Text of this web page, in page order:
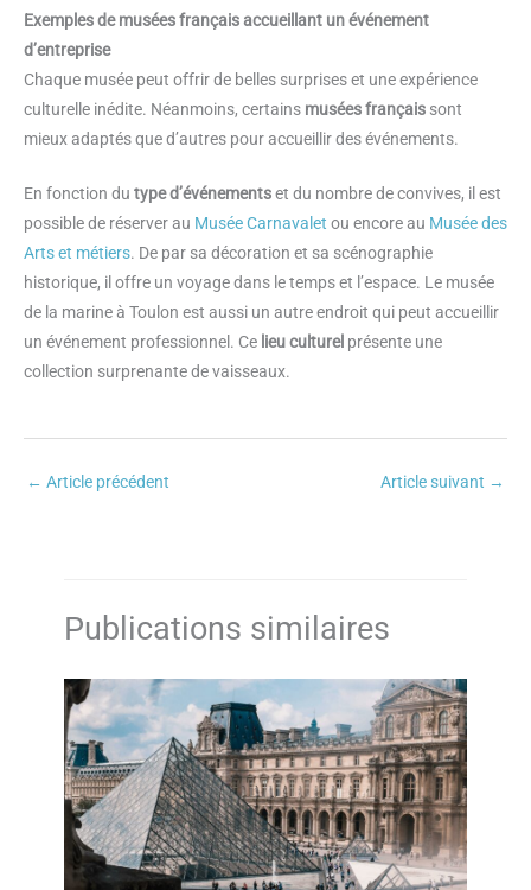
Exemples de musées français accueillant un événement
d’entreprise
Chaque musée peut offrir de belles surprises et une expérience
culturelle inédite. Néanmoins, certains musées français sont
mieux adaptés que d’autres pour accueillir des événements.
En fonction du type d’événementset du nombre de convives, il est
possible de réserver au Musée Carnavalet ou encore au Musée des
Arts et métiers. De par sa décoration et sa scénographie
historique, il offre un voyage dans le temps et l’espace. Le musée
de la marine à Toulon est aussi un autre endroit qui peut accueillir
un événement professionnel. Ce lieu culturel présente une
collection surprenante de vaisseaux.
← Article précédent Article suivant →
Publications similaires